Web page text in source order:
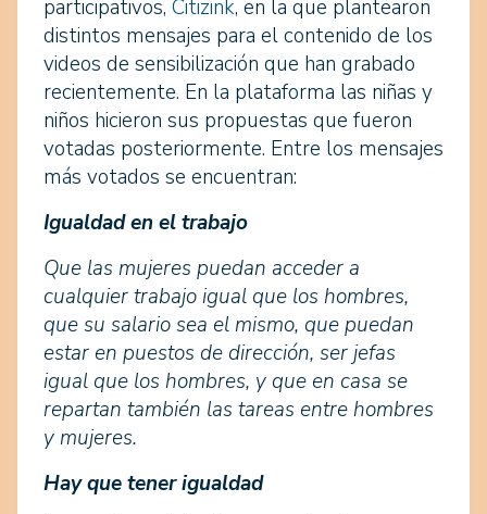
participativos, Citizink, en la que plantearon
distintos mensajes para el contenido de los
videos de sensibilización que han grabado
recientemente. En la plataforma las niñas y
niños hicieron sus propuestas que fueron
votadas posteriormente. Entre los mensajes
más votados se encuentran:
Igualdad en el trabajo
Que las mujeres puedan acceder a
cualquier trabajo igual que los hombres,
que su salario sea el mismo, que puedan
estar en puestos de dirección, ser jefas
igual que los hombres, y que en casa se
repartan también las tareas entre hombres
y mujeres.
Hay que tener igualdad